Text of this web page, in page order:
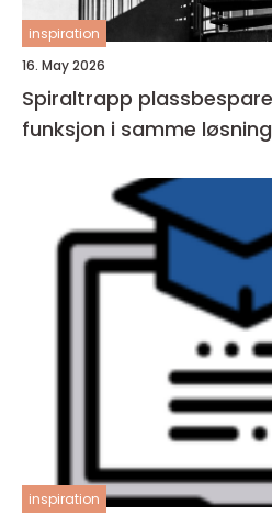
inspiration
16. May 2026
Spiraltrapp plassbesparende design og
funksjon i samme løsning
inspiration